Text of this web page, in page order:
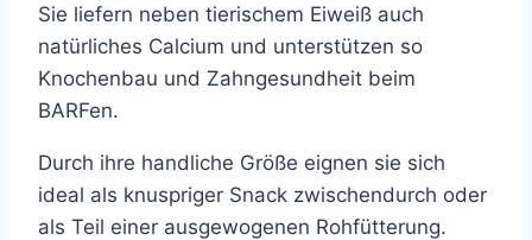
Sie liefern neben tierischem Eiweiß auch
natürliches Calcium und unterstützen so
Knochenbau und Zahngesundheit beim
BARFen.
Durch ihre handliche Größe eignen sie sich
ideal als knuspriger Snack zwischendurch oder
als Teil einer ausgewogenen Rohfütterung.